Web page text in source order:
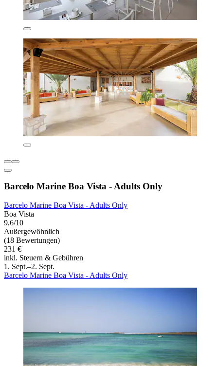
Barcelo Marine Boa Vista - Adults Only
Barcelo Marine Boa Vista - Adults Only
Boa Vista
9,6/10
Außergewöhnlich
(18 Bewertungen)
231 €
inkl. Steuern & Gebühren
1. Sept.–2. Sept.
Barcelo Marine Boa Vista - Adults Only